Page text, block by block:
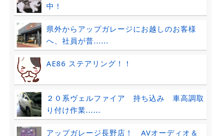
中！
県外からアップガレージにお越しのお客様
へ、社員が普......
AE86 ステアリング！！
２０系ヴェルファイア 持ち込み 車高調取
り付け作業......
アップガレージ長野店！ AVオーディオ＆